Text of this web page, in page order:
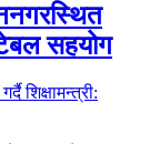
सहयोग